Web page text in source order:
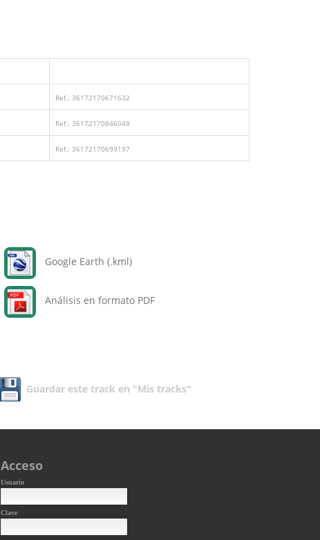
Ref.: 36172170671632
Ref.: 36172170846048
Ref.: 36172170699197
Google Earth (.kml)
Análisis en formato PDF
Guardar este track en "Mis tracks"
Acceso
Usuario
Clave